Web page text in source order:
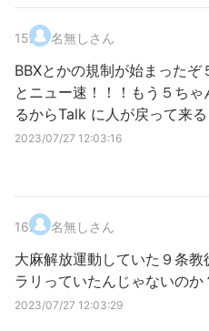
15. 名無しさん
BBXとかの規制が始まった
とニュー速！！！もう５ち
るからTalk に人が戻って来る
2023/07/27 12:03:16
16. 名無しさん
大麻解放運動していた９条教
ラリっていたんじゃないのか
2023/07/27 12:03:29